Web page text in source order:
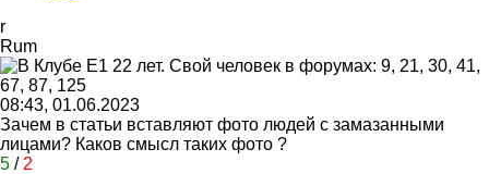
r
Rum
08:43, 01.06.2023
Зачем в статьи вставляют фото людей с замазанными
лицами? Каков смысл таких фото ?
5 / 2